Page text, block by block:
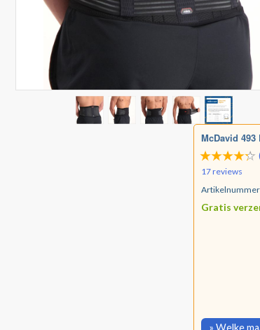
McDavid 493
17 reviews
Gratis
» Welke